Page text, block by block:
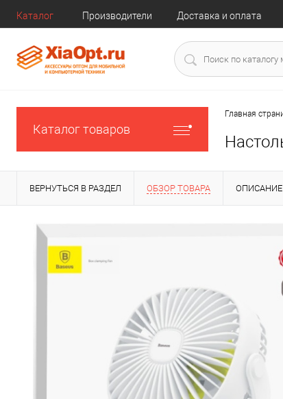
Каталог Производители Доставка и оплата
Каталог товаров
Главная
ВЕРНУТЬСЯ В РАЗДЕЛ ОБЗОР ТОВАРА ОПИСАНИЕ